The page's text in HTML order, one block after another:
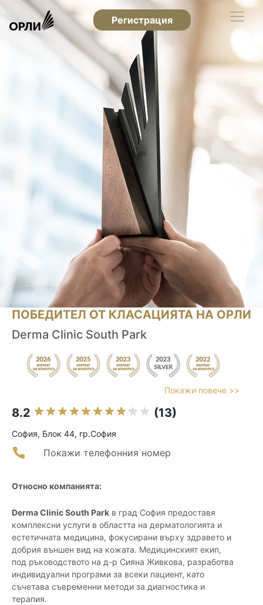
Регистрация
ПОБЕДИТЕЛ ОТ КЛАСАЦИЯТА НА ОРЛИ
Derma Clinic South Park
Покажи повече >>
8.2 (13)
София, Блок 44, гр.София
Покажи телефонния номер
Относно компанията:
Derma Clinic South Park в град София предоставя
комплексни услуги в областта на дерматологията и
естетичната медицина, фокусирани върху здравето и
добрия външен вид на кожата. Медицинският екип,
под ръководството на д-р Сияна Живкова, разработва
индивидуални програми за всеки пациент, като
съчетава съвременни методи за диагностика и
терапия.